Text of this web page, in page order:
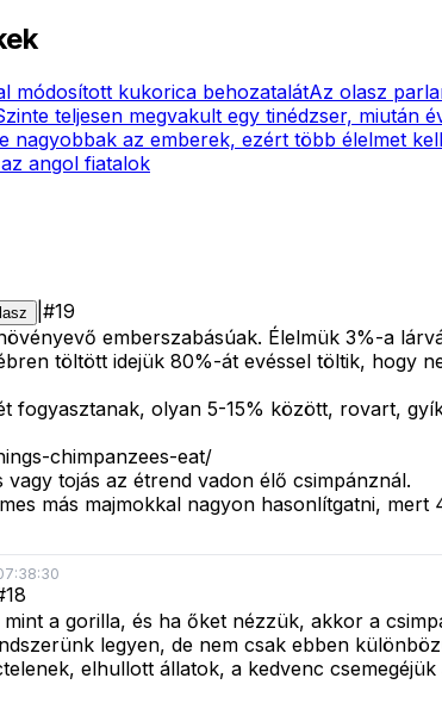
módosított kukorica behozatalátAz olasz
teljesen megvakult egy tinédzser, miután
nagyobbak az emberek, ezért több élelmet
angol fiatalok
#19
emberszabásúak. Élelmük 3%-a
töltött idejük 80%-át evéssel töltik, hogy
fogyasztanak, olyan 5-15% között, rovart,
chimpanzees-eat/
tojás az étrend vadon élő csimpánznál.
más majmokkal nagyon hasonlítgatni,
18
a gorilla, és ha őket nézzük, akkor a
legyen, de nem csak ebben
elhullott állatok, a kedvenc csemegéjük